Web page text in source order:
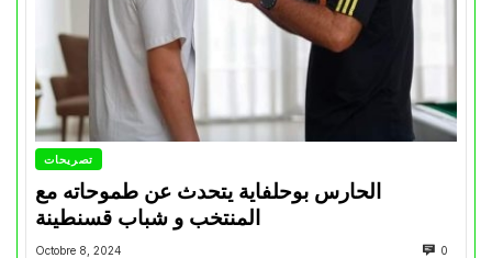
تصريحات
الحارس بوحلفاية يتحدث عن طموحاته مع
المنتخب و شباب قسنطينة
Octobre 8, 2024 0